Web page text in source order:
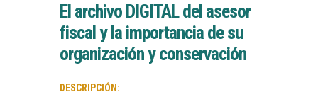
El archivo DIGITAL del asesor
fiscal y la importancia de su
organización y conservación
DESCRIPCIÓN: